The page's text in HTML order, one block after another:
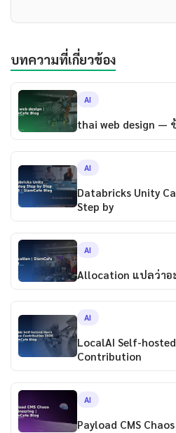
บทความที่เกี่ยวข้อง
AI
thai web design —
AI
Databricks Unity
Step by
AI
Allocation แปลว่าอ
AI
LocalAI Self-
Contribution
AI
Payload CMS